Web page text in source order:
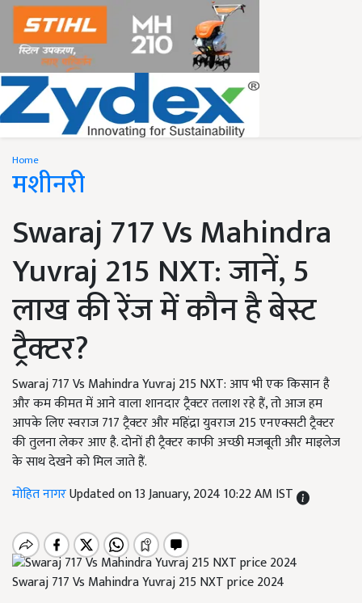
Home
मशीनरी
Swaraj 717 Vs Mahindra
Yuvraj 215 NXT: जानें, 5
लाख की रेंज में कौन है बेस्ट
ट्रैक्टर?
Swaraj 717 Vs Mahindra Yuvraj 215 NXT: आप भी एक किसान है
और कम कीमत में आने वाला शानदार ट्रैक्टर तलाश रहे हैं, तो आज हम
आपके लिए स्वराज 717 ट्रैक्टर और महिंद्रा युवराज 215 एनएक्सटी ट्रैक्टर
की तुलना लेकर आए है. दोनों ही ट्रैक्टर काफी अच्छी मजबूती और माइलेज
के साथ देखने को मिल जाते हैं.
मोहित नागरUpdated on 13 January, 2024 10:22 AM IST
Swaraj 717 Vs Mahindra Yuvraj 215 NXT price 2024